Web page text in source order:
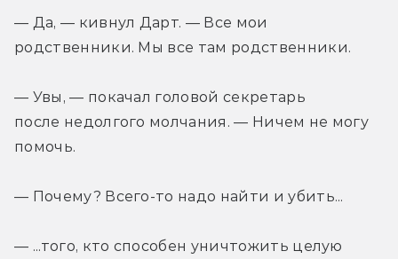
— Да, — кивнул Дарт. — Все мои
родственники. Мы все там родственники.
— Увы, — покачал головой секретарь
после недолгого молчания. — Ничем не могу
помочь.
— Почему? Всего-то надо найти и убить...
— ...того, кто способен уничтожить целую